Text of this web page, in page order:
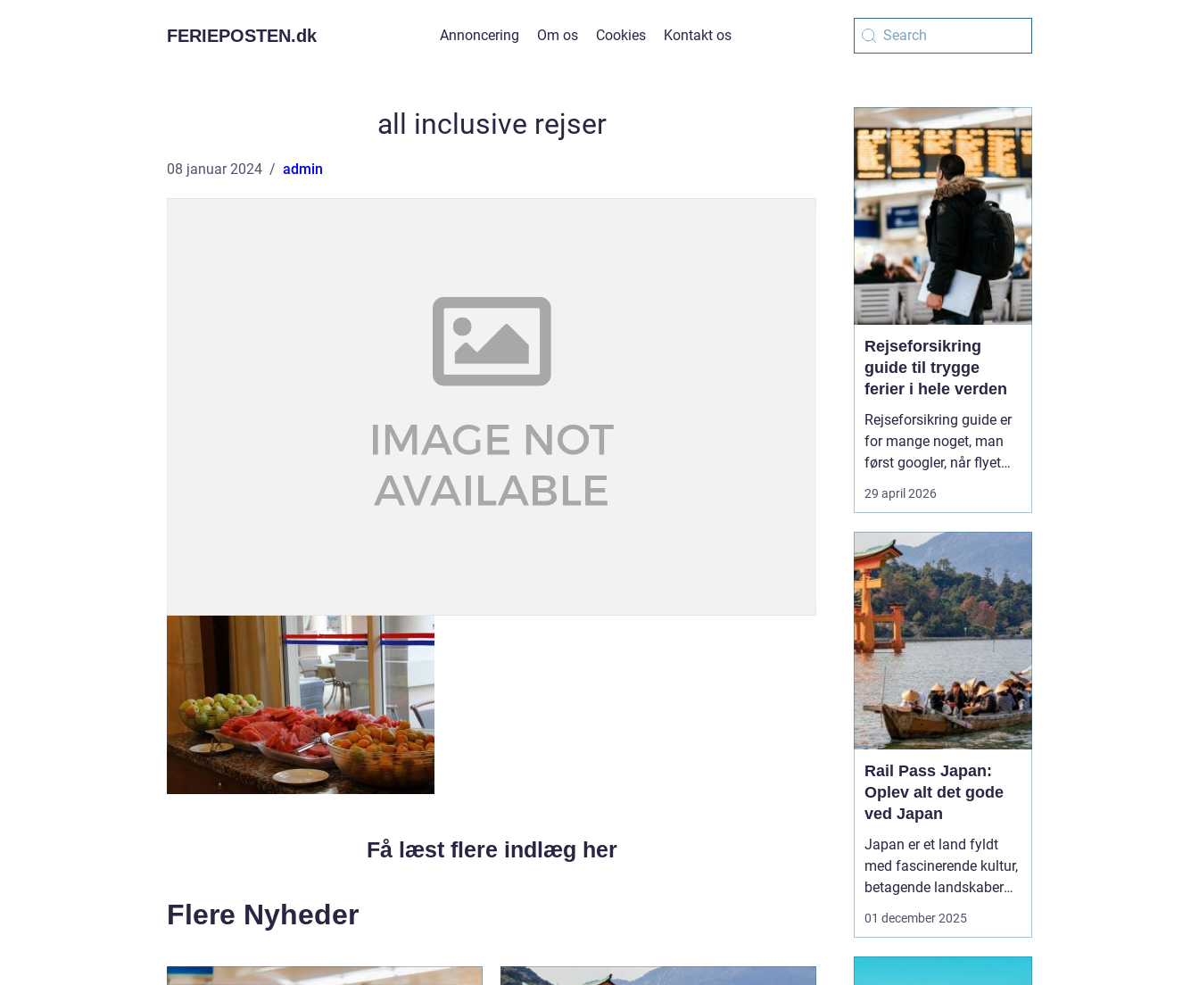
FERIEPOSTEN.dk Annoncering Om os Cookies Kontakt os
all inclusive rejser
08 januar 2024 admin
Få læst flere indlæg her
Flere Nyheder
Rejseforsikring
guide til trygge
ferier i hele verden
Rejseforsikring guide er
for mange noget, man
først googler, når flyet
snart letter, eller passet
allerede ligger i
af det er en god
rejseforsikring lige så
vigtig som billet og pas.
Med en gennemarbejdet
forsikring kan du
undgå...
29 april 2026
Rail Pass Japan:
Oplev alt det gode
ved Japan
Japan er et land fyldt
med fascinerende kultur,
betagende landskaber
og travle byer. For
01 december 2025